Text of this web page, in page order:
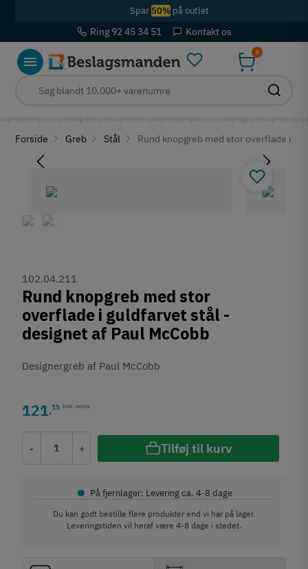
Spar 50%på outlet
Ring 92 45 34 51 Kontakt os
0
Forside Greb Stål Rund knopgreb med stor overflade i
102.04.211
Rund knopgreb med stor
overflade i guldfarvet stål -
designet af Paul McCobb
Designergreb af Paul McCobb
121,15 Inkl. moms
- + Tilføj til kurv
• På fjernlager: Levering ca. 4-8 dage
Du kan godt bestille flere produkter end vi har på lager.
Leveringstiden vil heraf være 4-8 dage i stedet.